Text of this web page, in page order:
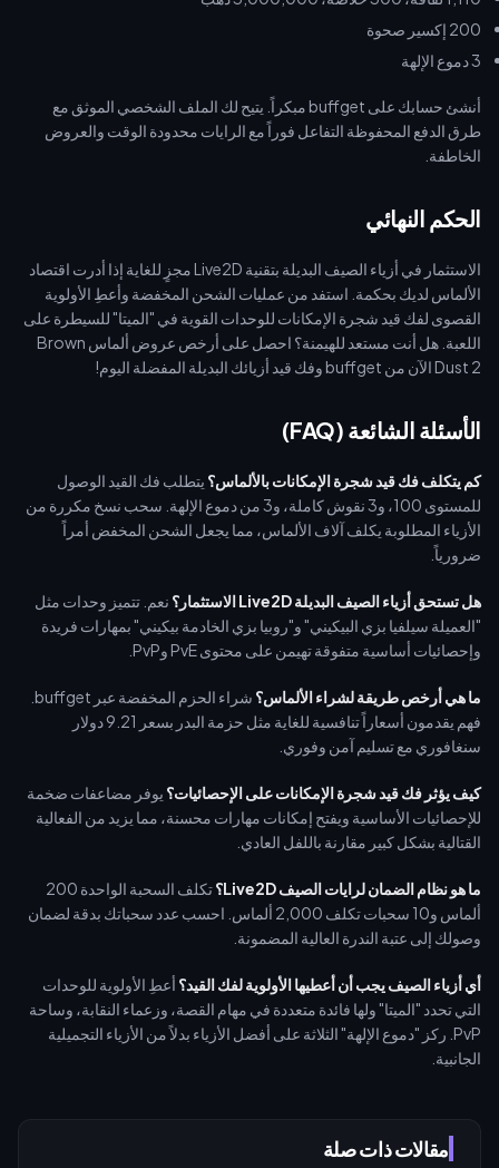
مقالات ذات صلة
200 إكسير صحوة
3 دموع الإلهة
أنشئ حسابك على buffget مبكراً. يتيح لك الملف الشخصي الموثق مع
طرق الدفع المحفوظة التفاعل فوراً مع الرايات محدودة الوقت والعروض
الخاطفة.
الحكم النهائي
الاستثمار في أزياء الصيف البديلة بتقنية Live2D مجزٍ للغاية إذا أدرت اقتصاد
الألماس لديك بحكمة. استفد من عمليات الشحن المخفضة وأعطِ الأولوية
القصوى لفك قيد شجرة الإمكانات للوحدات القوية في "الميتا" للسيطرة على
اللعبة. هل أنت مستعد للهيمنة؟ احصل على أرخص عروض ألماس Brown
Dust 2 الآن من buffget وفك قيد أزيائك البديلة المفضلة اليوم!
الأسئلة الشائعة (FAQ)
كم يتكلف فك قيد شجرة الإمكانات بالألماس؟ يتطلب فك القيد الوصول
للمستوى 100، و3 نقوش كاملة، و3 من دموع الإلهة. سحب نسخ مكررة من
الأزياء المطلوبة يكلف آلاف الألماس، مما يجعل الشحن المخفض أمراً
ضرورياً.
هل تستحق أزياء الصيف البديلة Live2D الاستثمار؟
نعم. تتميز وحدات مثل
"العميلة سيلفيا بزي البيكيني" و"روبيا بزي الخادمة بيكيني" بمهارات فريدة
وإحصائيات أساسية متفوقة تهيمن على محتوى PvE وPvP.
ما هي أرخص طريقة لشراء الألماس؟
فهم يقدمون أسعاراً تنافسية للغاية مثل حزمة البدر بسعر 9.21 دولار
سنغافوري مع تسليم آمن وفوري.
كيف يؤثر فك قيد شجرة الإمكانات على الإحصائيات؟ يوفر مضاعفات ضخمة
للإحصائيات الأساسية ويفتح إمكانات مهارات محسنة، مما يزيد من الفعالية
القتالية بشكل كبير مقارنة باللفل العادي.
ما هو نظام الضمان لرايات الصيف Live2D؟
تكلف السحبة الواحدة 200
ألماس و10 سحبات تكلف 2,000 ألماس. احسب عدد سحباتك بدقة لضمان
وصولك إلى عتبة الندرة العالية المضمونة.
أي أزياء الصيف يجب أن أعطيها الأولوية لفك القيد؟ أعطِ الأولوية للوحدات
التي تحدد "الميتا" ولها فائدة متعددة في مهام القصة، وزعماء النقابة، وساحة
PvP. ركز "دموع الإلهة" الثلاثة على أفضل الأزياء بدلاً من الأزياء التجميلية
الجانبية.